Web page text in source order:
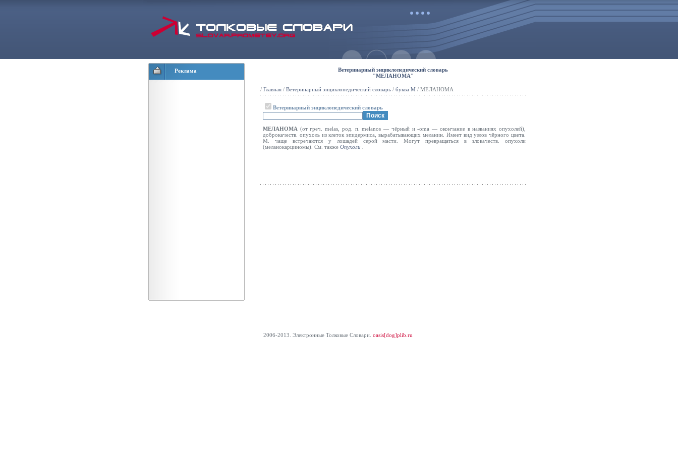
Реклама
Ветеринарный энциклопедический словарь
"МЕЛАНОМА"
/ Главная / Ветеринарный энциклопедический словарь / буква М / МЕЛАНОМА
Ветеринарный энциклопедический словарь
МЕЛАНОМА (от греч. melas, род. п. melanos — чёрный и -oma — окончание в названиях опухолей),
доброкачеств. опухоль из клеток эпидермиса, вырабатывающих меланин. Имеет вид узлов чёрного цвета.
М. чаще встречаются у лошадей серой масти. Могут превращаться в злокачеств. опухоли
(меланокарциномы). См. также Опухоли
2006-2013. Электронные Толковые Cловари. oasis[dog]plib.ru